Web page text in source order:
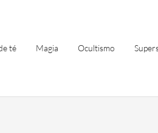
té Magia Ocultismo